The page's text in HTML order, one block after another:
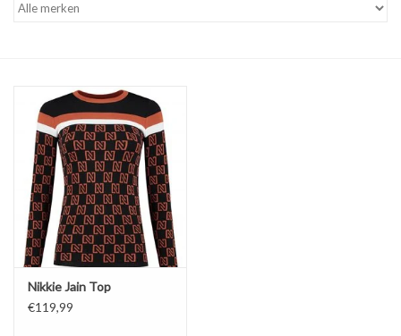
Pakken
Accessoires
Merken
Nikkie Jain Top
€119,99